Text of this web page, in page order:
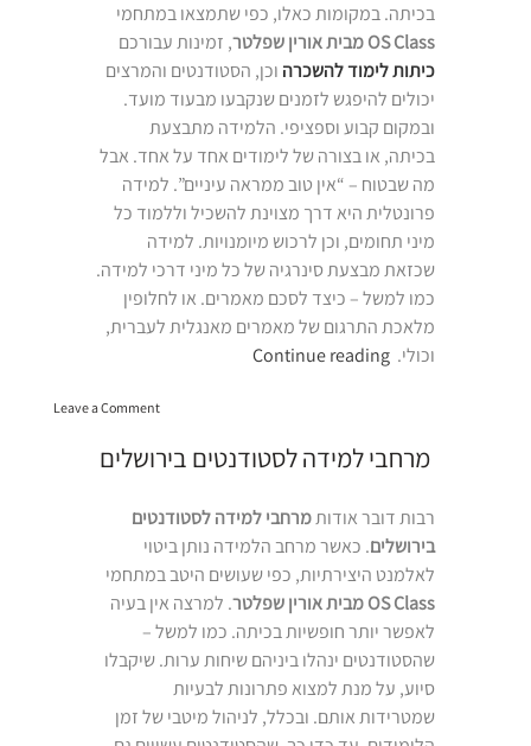
בכיתה. במקומות כאלו, כפי שתמצאו במתחמי
OS Class מבית אורין שפלטר
, זמינות עבורכם
כיתות לימוד להשכרה וכן, הסטודנטים והמרצים
יכולים להיפגש לזמנים שנקבעו מבעוד מועד.
ובמקום קבוע וספציפי. הלמידה מתבצעת
בכיתה, או בצורה של לימודים אחד על אחד. אבל
מה שבטוח – “אין טוב ממראה עיניים”. למידה
פרונטלית היא דרך מצוינת להשכיל וללמוד כל
מיני תחומים, וכן לרכוש מיומנויות. למידה
שכזאת מבצעת סינרגיה של כל מיני דרכי למידה.
כמו למשל – כיצד לסכם מאמרים. או לחלופין
מלאכת התרגום של מאמרים מאנגלית לעברית,
וכולי. Continue reading“מקומות
Leave a Commenton
לסטודנטים
מרחבי למידה לסטודנטים בירושלים
רבות דובר אודותמרחבי למידה לסטודנטים
בירושלים. כאשר מרחב הלמידה נותן ביטוי
לאלמנט היצירתיות, כפי שעושים היטב במתחמי
OS Class מבית אורין שפלטר
. למרצה אין בעיה
לאפשר יותר חופשיות בכיתה. כמו למשל –
שהסטודנטים ינהלו ביניהם שיחות ערות. שיקבלו
סיוע, על מנת למצוא פתרונות לבעיות
שמטרידות אותם. ובכלל, לניהול מיטבי של זמן